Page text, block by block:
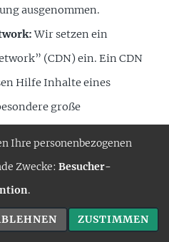
ausgenommen.
Wir setzen ein
(CDN) ein. Ein CDN
Hilfe Inhalte eines
große
Ihre personenbezogenen
Zwecke: Besucher-
.
ZUSTIMMEN